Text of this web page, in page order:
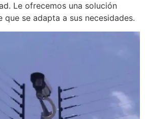
Le ofrecemos una solución
que se adapta a sus necesidades.